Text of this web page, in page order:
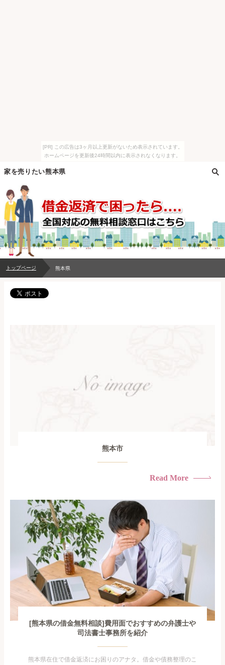
[PR] この広告は3ヶ月以上更新がないため表示されています。
ホームページを更新後24時間以内に表示されなくなります。
家を売りたい熊本県
トップページ 熊本県
熊本市
Read More
[熊本県の借金無料相談]費用面でおすすめの弁護士や
司法書士事務所を紹介
熊本県在住で借金返済にお困りのアナタ。借金や債務整理のこ